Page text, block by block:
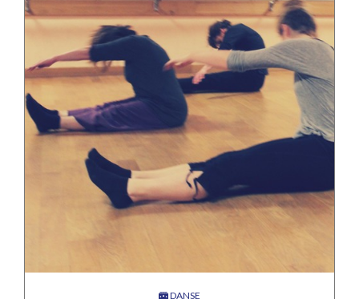
DANSE